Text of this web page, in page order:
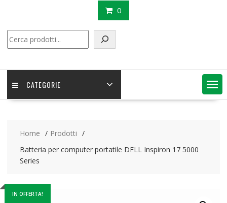
0
CATEGORIE
Home
Prodotti
Batteria per computer portatile DELL Inspiron 17 5000
Series
IN OFFERTA!